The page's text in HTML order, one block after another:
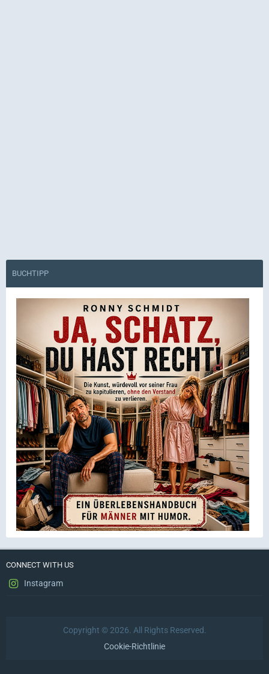
BUCHTIPP
CONNECT WITH US
Instagram
Copyright © 2026. All Rights Reserved.
Cookie-Richtlinie